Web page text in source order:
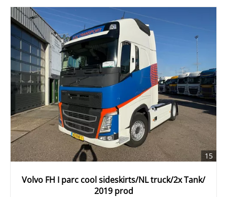
15
Volvo FH I parc cool sideskirts/NL truck/2x Tank/
2019 prod